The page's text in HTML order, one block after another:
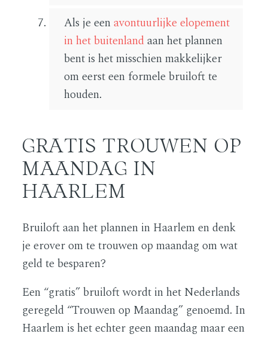
Als je eenavontuurlijke elopement
in het buitenlandaan het plannen
bent is het misschien makkelijker
om eerst een formele bruiloft te
houden.
GRATIS TROUWEN OP
MAANDAG IN
HAARLEM
Bruiloft aan het plannen in Haarlem en denk
je erover om te trouwen op maandag om wat
geld te besparen?
Een “gratis” bruiloft wordt in het Nederlands
geregeld “Trouwen op Maandag” genoemd. In
Haarlem is het echter geen maandag maar een